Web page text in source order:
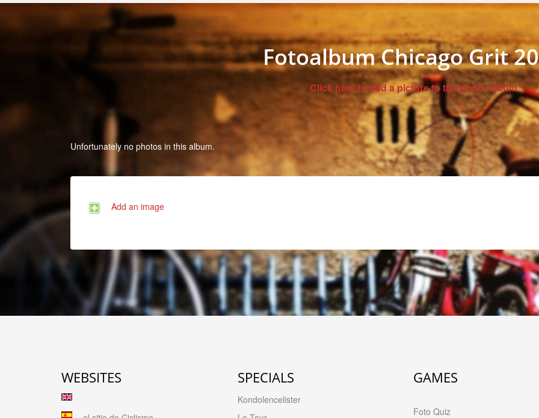
Fotoalbum Chicago Grit
Click here to add a picture to the photo album
Unfortunately no photos in this album.
Add an image
WEBSITES SPECIALS
Kondolencelister
GAMES
Foto Quiz